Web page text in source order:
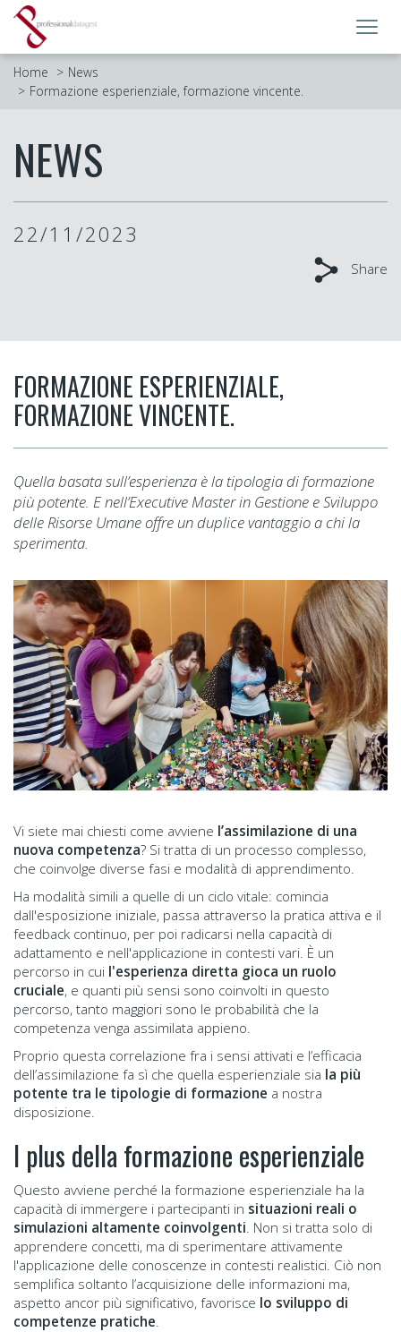
Home
News
Formazione esperienziale, formazione vincente.
NEWS
22/11/2023
Share
FORMAZIONE ESPERIENZIALE,
FORMAZIONE VINCENTE.
Quella basata sull’esperienza è la tipologia di formazione
più potente. E nell’Executive Master in Gestione e Sviluppo
delle Risorse Umane offre un duplice vantaggio a chi la
sperimenta.
Vi siete mai chiesti come avviene l’assimilazione di una
nuova competenza? Si tratta di un processo complesso,
che coinvolge diverse fasi e modalità di apprendimento.
Ha modalità simili a quelle di un ciclo vitale: comincia
dall'esposizione iniziale, passa attraverso la pratica attiva e il
feedback continuo, per poi radicarsi nella capacità di
adattamento e nell'applicazione in contesti vari. È un
percorso in cui l'esperienza diretta gioca un ruolo
cruciale, e quanti più sensi sono coinvolti in questo
percorso, tanto maggiori sono le probabilità che la
competenza venga assimilata appieno.
Proprio questa correlazione fra i sensi attivati e l’efficacia
dell’assimilazione fa sì che quella esperienziale sia la più
potente tra le tipologie di formazione a nostra
disposizione.
I plus della formazione esperienziale
Questo avviene perché la formazione esperienziale ha la
capacità di immergere i partecipanti in situazioni reali o
simulazioni altamente coinvolgenti. Non si tratta solo di
apprendere concetti, ma di sperimentare attivamente
l'applicazione delle conoscenze in contesti realistici. Ciò non
semplifica soltanto l’acquisizione delle informazioni ma,
aspetto ancor più significativo, favorisce lo sviluppo di
competenze pratiche.